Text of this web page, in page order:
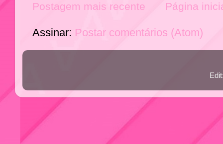
Postagem mais recente Página
Assinar: Postar comentários (Atom)